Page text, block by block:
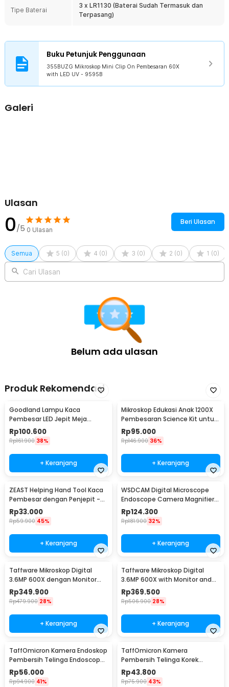
mendapatkan gambar yang paling tajam.
Material Kokoh
Kelengkapan Produk
UV - 9595B
1 x Pouch
Tipe Baterai
3 x LR1130 (Baterai Sudah Termasuk dan
Terpasang)
Buku Petunjuk Penggunaan
355BUZG Mikroskop Mini Clip On Pembesaran 60X
with LED UV - 9595B
Galeri
Ulasan
0/5 0 Ulasan
Beri Ulasan
Semua 5 (0) 4 (0) 3 (0) 2 (0) 1 (0)
Cari Ulasan
Belum ada ulasan
Produk Rekomendasi
Goodland Lampu Kaca
Pembesar LED Jepit Meja
Natural White 2X 5X - MG15122-
2B
Rp100.600
Rp161.900 38%
+ Keranjang
Mikroskop Edukasi Anak 1200X
Pembesaran Science Kit untuk
Pemula - 1412X
Rp95.000
Rp146.900 36%
+ Keranjang
ZEAST Helping Hand Tool Kaca
Pembesar dengan Penjepit -
TE-805
Rp33.000
Rp59.900 45%
+ Keranjang
WSDCAM Digital Microscope
Endoscope Camera Magnifier
500 Kali with LED - WS500
Rp124.300
Rp181.900 32%
+ Keranjang
Taffware Mikroskop Digital
3.6MP 600X dengan Monitor
dan Metal Stand - G600
Rp349.900
Rp479.900 28%
+ Keranjang
Taffware Mikroskop Digital
3.6MP 600X with Monitor and
Fleksibel Stand - G600
Rp369.500
Rp506.900 28%
+ Keranjang
TaffOmicron Kamera Endoskop
Pembersih Telinga Endoscope
USB 3 in 1 - i96
Rp56.000
Rp94.900 41%
TaffOmicron Kamera
Pembersih Telinga Korek
Kuping Endoscope HD USB - EU-
0
Rp43.800
Rp75.900 43%